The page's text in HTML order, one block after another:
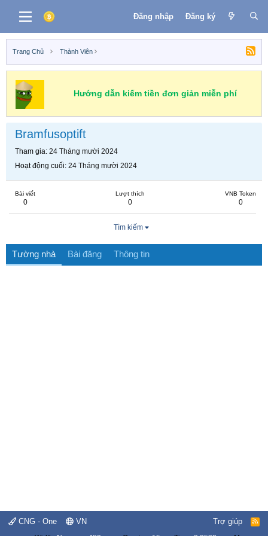
Đăng nhập Đăng ký
Trang Chủ Thành Viên
Hướng dẫn kiếm tiền đơn giản miễn phí
Bramfusoptift
Tham gia 24 Tháng mười 2024
Hoạt động cuối 24 Tháng mười 2024
Bài viết
0
Lượt thích
0
VNB Token
0
Tìm kiếm
Tường nhà Bài đăng Thông tin
CNG - One VN Trợ giúp
R